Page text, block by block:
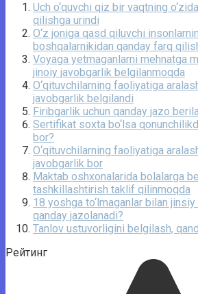
Uch o‘quvchi qiz bir vaqtning
qilishga urindi
O‘z joniga qasd qiluvchi
boshqalarnikidan qanday farq
Voyaga yetmaganlarni mehnatga
jinoiy javobgarlik belgilanmoqda
O‘qituvchilarning faoliyatiga
javobgarlik belgilandi
Firibgarlik uchun qanday jazo
Sertifikat soxta bo‘lsa
bor?
O‘qituvchilarning faoliyatiga
javobgarlik bor
Maktab oshxonalarida bolalarga
tashkillashtirish taklif qilinmoqda
18 yoshga to‘lmaganlar bilan
qanday jazolanadi?
Tanlov ustuvorligini belgilash,
Рейтинг